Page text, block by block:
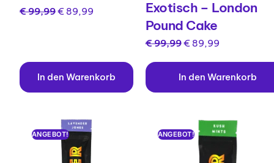
€99,99€ 89,99
In den Warenkorb
Exotisch – London
Pound Cake
€99,99€ 89,99
In den Warenkorb
ANGEBOT! ANGEBOT!